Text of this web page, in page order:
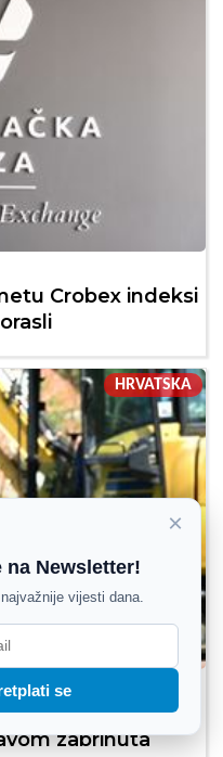
Crobex indeksi
HRVATSKA
otpada u
zabrinuta
×
na Newsletter!
vijesti dana.
se